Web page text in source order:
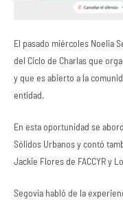
El pasado miércoles Noelia
del Ciclo de Charlas que
y que es abierto a la
entidad.
En esta oportunidad se
Sólidos Urbanos y contó
Jackie Flores de FACCYR y
Segovia habló de la